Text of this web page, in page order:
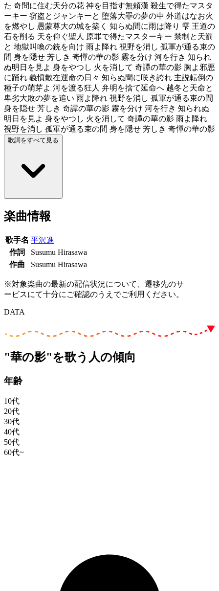
た 奇問に住む天分の花 神を目指す無頼漢 殺生で得たマスタ
ーキー 窃盗とジャンキーと 堕落大罪の夢の中 外道はなお火
を燃やし 愚蒙尊大の城を築く 知らぬ間に雨は降り 雫 王道の
石を削る 天を仰ぐ聖人 原罪で得たマスターキー 禁制と天罰
と 地獄叫喚の銃を向け 雨よ降れ 視野を消し 孤軍が通る束の
間 身を隠せ 芳しき 奇憚の華の影 霧を分け 河を行き 知られ
ぬ明日を見よ 身をやつし 火を消して 奇譚の華の影 胸よ邪悪
に踊れ 義憤散在運命の日々 知らぬ間に咲き誇れ 主説転倒の
種子の萌芽よ 河を渡る狂人 弁明を捨て延命へ 越冬と天命と
卑劣大敗の夢を追い 雨よ降れ 視野を消し 孤軍が通る束の間
身を隠せ 芳しき 奇譚の華の影 霧を分け 河を行き 知られぬ
明日を見よ 身をやつし 火を消して 奇譚の華の影 雨よ降れ
視野を消し 孤軍が通る束の間 身を隠せ 芳しき 奇憚の華の影
歌詞をすべて見る
楽曲情報
歌手名 平沢進
作詞
Susumu Hirasawa
作曲
Susumu Hirasawa
※対象楽曲の最新の配信状況について、遷移先のサ
ービスにて十分にご確認のうえでご利用ください。
DATA
"華の影"を歌う人の傾向
年齢
10代
20代
30代
40代
50代
60代~